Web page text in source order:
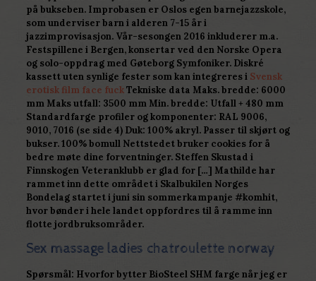
på bukseben. Improbasen er Oslos egen barnejazzskole,
som underviser barn i alderen 7-15 år i
jazzimprovisasjon. Vår-sesongen 2016 inkluderer m.a.
Festspillene i Bergen, konsertar ved den Norske Opera
og solo-oppdrag med Gøteborg Symfoniker. Diskré
kassett uten synlige fester som kan integreres i Svensk
erotisk film face fuckTekniske data Maks. bredde: 6000
mm Maks utfall: 3500 mm Min. bredde: Utfall + 480 mm
Standardfarge profiler og komponenter: RAL 9006,
9010, 7016 (se side 4) Duk: 100% akryl. Passer til skjørt og
bukser. 100% bomull Nettstedet bruker cookies for å
bedre møte dine forventninger. Steffen Skustad i
Finnskogen Veteranklubb er glad for […] Mathilde har
rammet inn dette området i Skalbukilen Norges
Bondelag startet i juni sin sommerkampanje #komhit,
hvor bønder i hele landet oppfordres til å ramme inn
flotte jordbruksområder.
Sex massage ladies chatroulette norway
Spørsmål: Hvorfor bytter BioSteel SHM farge når jeg er